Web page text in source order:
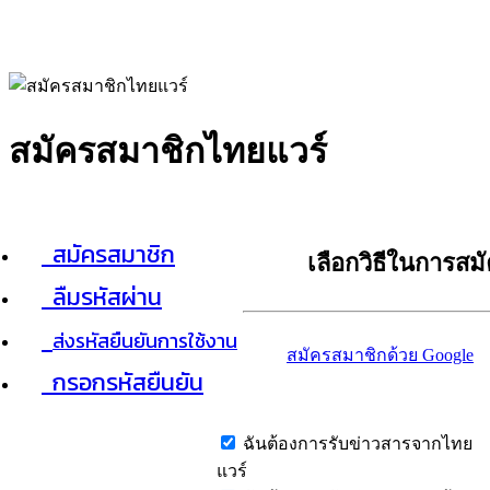
สมัครสมาชิกไทยแวร์
สมัครสมาชิก
ลืมรหัสผ่าน
ส่งรหัสยืนยันการใช้งาน
กรอกรหัสยืนยัน
เลือกวิธีในการส
สมัครสมาชิกด้วย Google
ฉันต้องการรับข่าวสารจากไทย
แวร์